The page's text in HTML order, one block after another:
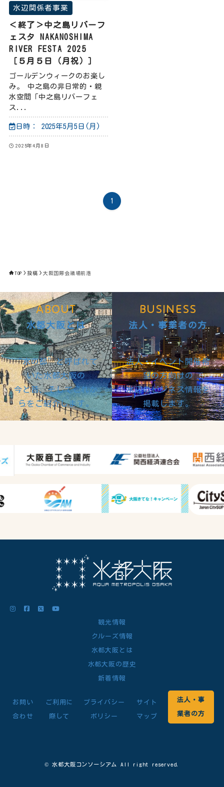
水辺関係者事業
＜終了＞中之島リバーフ
ェスタ NAKANOSHIMA
RIVER FESTA 2025
［５月５日（月祝）］
ゴールデンウィークのお楽し
み。 中之島の非日常的・親
水空間「中之島リバーフェ
ス...
日時： 2025年5月5日(月)
2025年4月8日
1
TOP 投稿 大阪国際会議場前港
ABOUT
水都大阪とは
“水の都”と呼ばれて
いた水都大阪の
今と昔、そしてこれか
らをご紹介します。
BUSINESS
法人・事業者の方
法人・イベント開催希
望の方向けの
水辺のビジネス情報を
掲載します。
観光情報
クルーズ情報
水都大阪とは
水都大阪の歴史
新着情報
お問い
合わせ
ご利用に
際して
プライバシー
ポリシー
サイト
マップ
法人・事
業者の方
© 水都大阪コンソーシアム All right reserved.